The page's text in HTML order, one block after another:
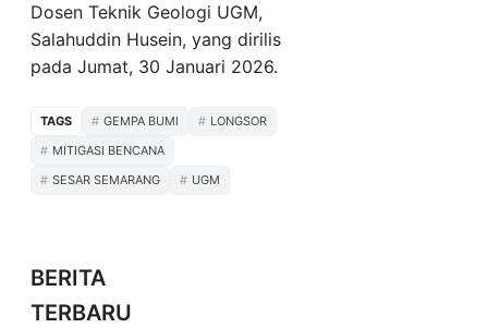
Dosen Teknik Geologi UGM,
Salahuddin Husein, yang dirilis
pada Jumat, 30 Januari 2026.
TAGS GEMPA BUMI
LONGSOR
MITIGASI BENCANA
SESAR SEMARANG
UGM
BERITA
TERBARU